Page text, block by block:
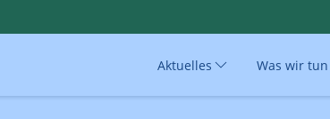
Aktuelles Was wir tun